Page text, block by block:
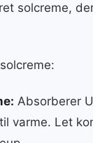
solcreme,
Absorberer
varme. Let